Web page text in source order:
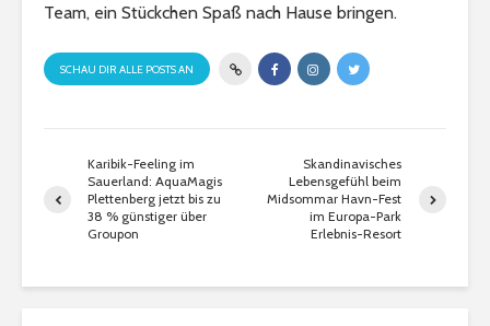
Team, ein Stückchen Spaß nach Hause bringen.
SCHAU DIR ALLE POSTS AN
Karibik-Feeling im
Sauerland: AquaMagis
Plettenberg jetzt bis zu
38 % günstiger über
Groupon
Skandinavisches
Lebensgefühl beim
Midsommar Havn-Fest
im Europa-Park
Erlebnis-Resort